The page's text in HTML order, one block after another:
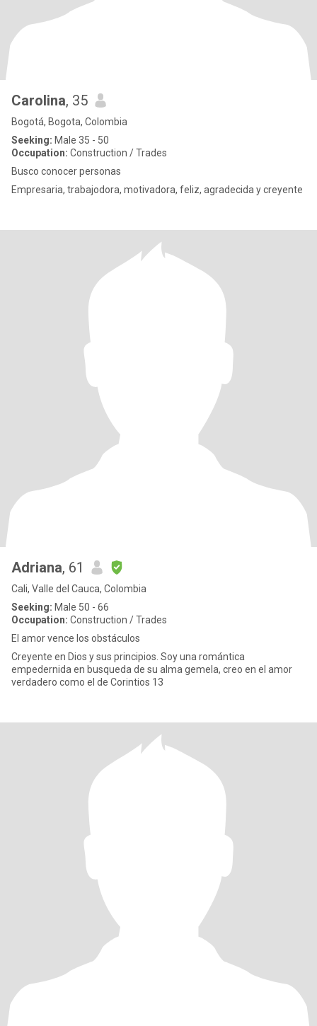
Carolina, 35
Bogotá, Bogota, Colombia
Seeking: Male 35 - 50
Occupation: Construction / Trades
Busco conocer personas
Empresaria, trabajodora, motivadora, feliz, agradecida y creyente
Adriana, 61
Cali, Valle del Cauca, Colombia
Seeking: Male 50 - 66
Occupation: Construction / Trades
El amor vence los obstáculos
Creyente en Dios y sus principios. Soy una romántica
empedernida en busqueda de su alma gemela, creo en el amor
verdadero como el de Corintios 13